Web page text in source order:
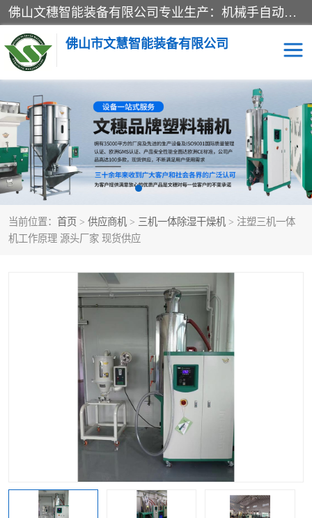
佛山文穗智能装备有限公司专业生产：机械手自动化系列；塑料粉碎机回收系列；塑料混色机系列；温度控制系列：模温机，冷水机；供料输送系列：中央供料系统，欧化/独立式吸料机，分体式吸料机；整机保修一年，易损件除外。
佛山市文慧智能装备有限公司
当前位置： 首页 > 供应商机 > 三机一体除湿干燥机 > 注塑三机一体
机工作原理 源头厂家 现货供应
粉碎回收系列 干燥除湿系列
塑料破碎机 工业冷水机
三机一体除湿干燥机 塑料干燥机
塑料混色机 模温机
三机一体除湿机